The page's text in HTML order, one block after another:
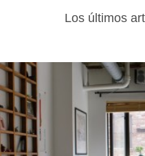
Los últimos